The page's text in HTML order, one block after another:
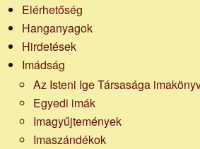
Elérhetőség
Hanganyagok
Hirdetések
Imádság
Az Isteni Ige Társasága
Egyedi imák
Imagyűjtemények
Imaszándékok